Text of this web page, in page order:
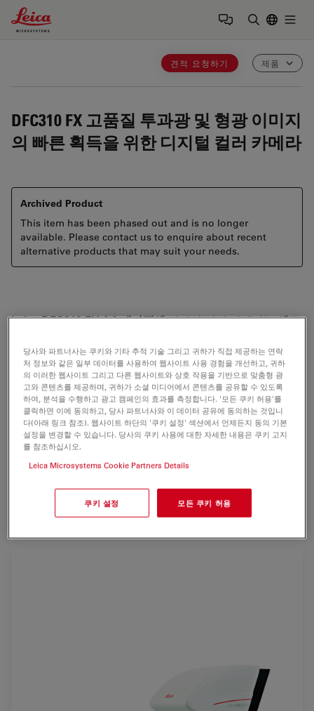
Leica Microsystems Logo
견적 요청하기 제품
DFC310 FX 고품질 투과광 및 형광 이미지
의 빠른 획득을 위한 디지털 컬러 카메라
Archived Product
This item has been phased out and is no longer
available. Please contact us to enquire about recent
alternative products that may suit your needs.
Leica DFC310 FX1.4-메가픽셀디지털 컬러 카메라는세포
광 애플리케이션을 위해 설계되었습니다.
이 카메라의 센서소자 펠티어(Peltier) 냉각은 최저 광도에
서도광무노이즈이미지를 생성합니다. 비닝(Binning) 같은
다양한 획득 모드는 최대 초당 71프레임의 빠른 생세포 동
적처리를정확하게모니터링할 수 있습니다.
Leica DFC310 FX는GFP-발현 또는 생체염색된 마이크로
이미지화하기에 가장 어려운 염색된 조직학 절편에도
가장 높은 색충실도를 제공합니다.
당사와 파트너사는 쿠키와 기타 추적 기술 그리고 귀하가 직접 제공하는 연락
처 정보와 같은 일부 데이터를 사용하여 웹사이트 사용 경험을 개선하고, 귀하
의 이러한 웹사이트 그리고 다른 웹사이트와 상호 작용을 기반으로 맞춤형 광
고와 콘텐츠를 제공하며, 귀하가 소셜 미디어에서 콘텐츠를 공유할 수 있도록
하여, 분석을 수행하고 광고 캠페인의 효과를 측정합니다. '모든 쿠키 허용'를
클릭하면 이에 동의하고, 당사 파트너사와 이 데이터 공유에 동의하는 것입니
다(아래 링크 참조). 웹사이트 하단의 '쿠키 설정' 섹션에서 언제든지 동의 기본
설정을 변경할 수 있습니다. 당사의 쿠키 사용에 대한 자세한 내용은 쿠키 고지
를 참조하십시오.
Leica Microsystems Cookie Partners Details
쿠키 설정 모든 쿠키 허용